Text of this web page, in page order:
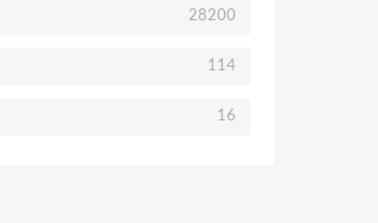
28200
114
16